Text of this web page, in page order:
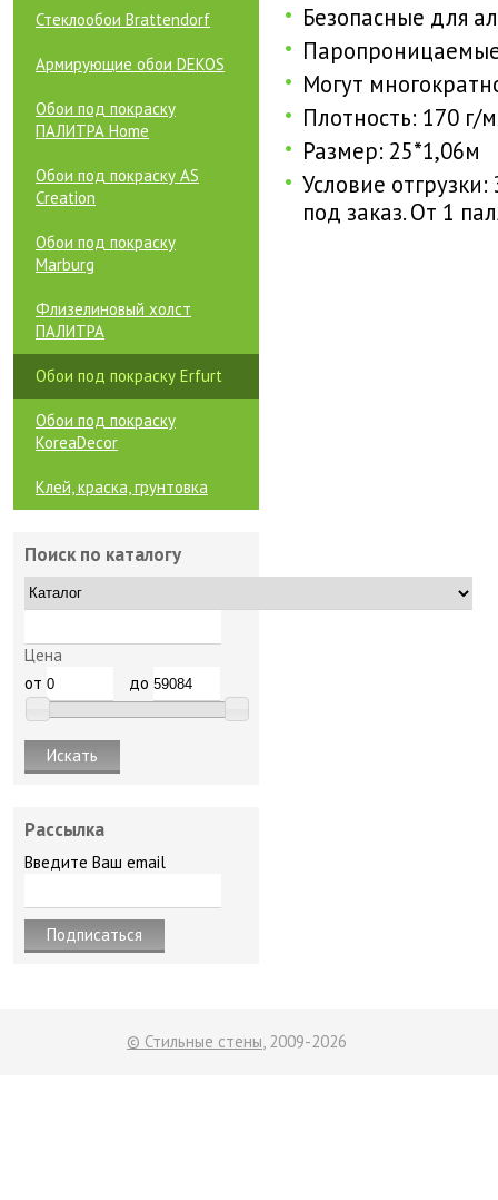
Стеклообои Brattendorf
Армирующие обои DEKOS
Обои под покраску
ПАЛИТРА Home
Обои под покраску AS
Creation
Обои под покраску
Marburg
Флизелиновый холст
ПАЛИТРА
Обои под покраску Erfurt
Обои под покраску
KoreaDecor
Клей, краска, грунтовка
Поиск по каталогу
Цена
от
до
Рассылка
Введите Ваш email
Безопасные для
Могут
Плотность: 170 г/
Размер:25*1,06м
Условие
под заказ. От 1
© Стильные стены, 2009-2026